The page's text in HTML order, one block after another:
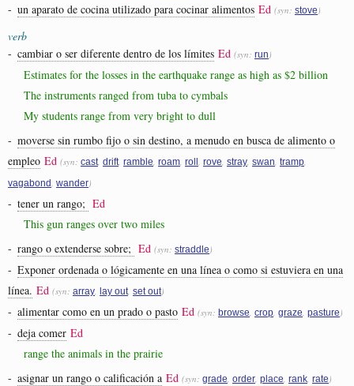
- un aparato de cocina utilizado para cocinar alimentos Ed (syn: stove )
verb
- cambiar o ser diferente dentro de los límites Ed (syn: run )
Estimates for the losses in the earthquake range as high as $2 billion
The instruments ranged from tuba to cymbals
My students range from very bright to dull
- moverse sin rumbo fijo o sin destino, a menudo en busca de alimento o
empleo Ed (syn: cast drift ramble roam roll rove stray swan tramp
vagabond wander)
- tener un rango; Ed
This gun ranges over two miles
- rango o extenderse sobre; Ed (syn: straddle )
- Exponer ordenada o lógicamente en una línea o como si estuviera en una
línea. Ed (syn: array lay out set out)
- alimentar como en un prado o pasto Ed (syn: browse crop graze pasture )
- deja comer Ed
range the animals in the prairie
- asignar un rango o calificación a Ed (syn: grade order place rank rate )